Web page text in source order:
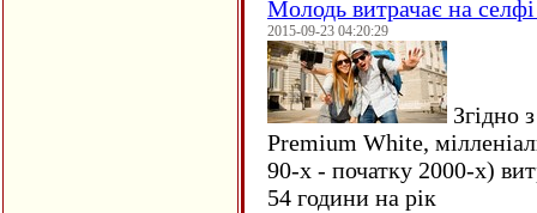
Молодь витрачає на
2015-09-23 04:20:29
Згідно
Premium White,
90-х - початку 2000-х)
54 години на рік